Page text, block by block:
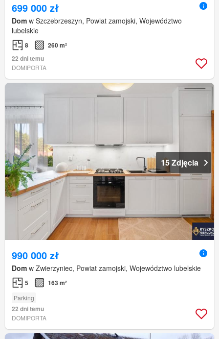
699 000 zł
Dom w Szczebrzeszyn, Powiat zamojski, Województwo
lubelskie
8
260 m²
22 dni temu
DOMIPORTA
15 Zdjęcia
990 000 zł
Dom w Zwierzyniec, Powiat zamojski, Województwo lubelskie
5 163 m²
Parking
22 dni temu
DOMIPORTA